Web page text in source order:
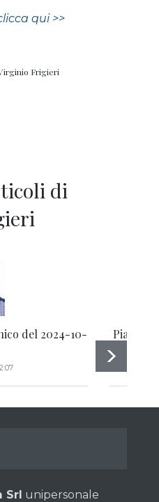
qui >>
Frigieri
di
del 2024-10-
Piano
Srl unipersonale